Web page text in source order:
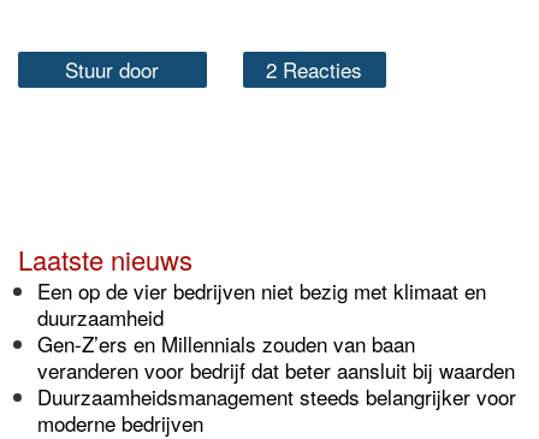
Stuur door 2 Reacties
Laatste nieuws
Een op de vier bedrijven niet bezig met klimaat en
duurzaamheid
Gen-Z’ers en Millennials zouden van baan
veranderen voor bedrijf dat beter aansluit bij waarden
Duurzaamheidsmanagement steeds belangrijker voor
moderne bedrijven